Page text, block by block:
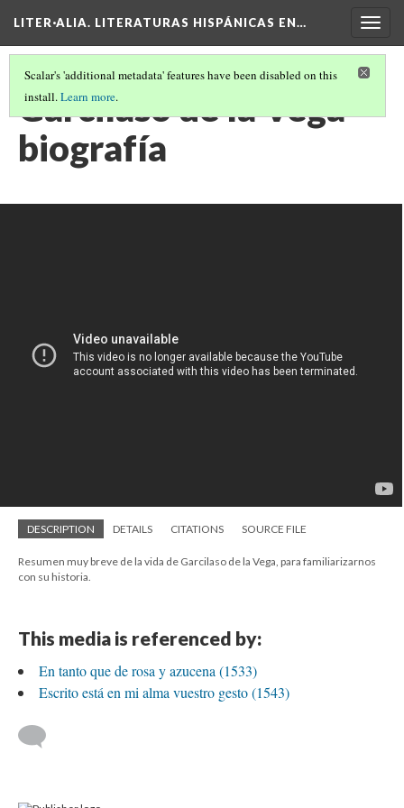
LITER·ALIA. LITERATURAS HISPÁNICAS EN…
Scalar's 'additional metadata' features have been disabled on this
install.Learn more.
Garcilaso de la Vega -
biografía
DESCRIPTION DETAILS CITATIONS SOURCE FILE
Resumen muy breve de la vida de Garcilaso de la Vega, para familiarizarnos
con su historia.
This media is referenced by:
En tanto que de rosa y azucena (1533)
Escrito está en mi alma vuestro gesto (1543)